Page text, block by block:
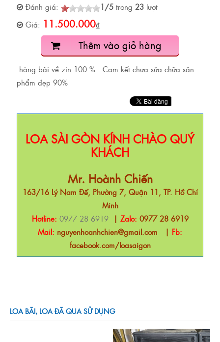
Đánh giá:
1/5 trong 23 lượt
Giá: 11.500.000₫
Thêm vào giỏ hàng
hàng bãi về zin 100 % . Cam kết chưa sửa chữa sản
phẩm đẹp 90%
LOA SÀI GÒN KÍNH CHÀO QUÝ
KHÁCH
Mr. Hoành Chiến
163/16 Lý Nam Đế, Phường 7, Quận 11, TP. Hồ Chí
Minh
Hotline: 0977 28 6919| Zalo: 0977 28 6919
Mail: nguyenhoanhchien@gmail.com | Fb:
facebook.com/loasaigon
LOA BÃI, LOA ĐÃ QUA SỬ DỤNG